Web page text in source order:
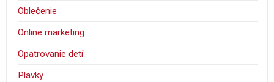
Oblečenie
Online marketing
Opatrovanie detí
Plavky